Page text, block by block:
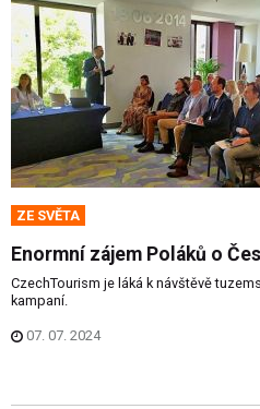
ZE SVĚTA
Enormní zájem Poláků o
CzechTourism je láká k návštěvě
kampaní.
07. 07. 2024